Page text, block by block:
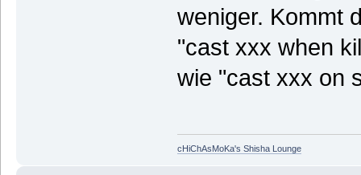
weniger. Kommt
"cast xxx when
wie "cast xxx on
cHiChAsMoKa's Shisha Lounge